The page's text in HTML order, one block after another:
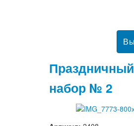
Праздничный
набор № 2